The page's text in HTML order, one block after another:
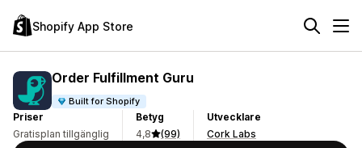
Shopify App Store
Order Fulfillment Guru
Built for Shopify
Priser
Gratisplan tillgänglig
Betyg
4,8
(99)
Utvecklare
Cork Labs